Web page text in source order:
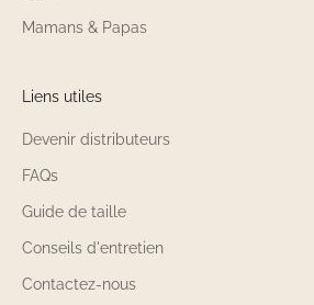
Mamans & Papas
Liens utiles
Devenir distributeurs
FAQs
Guide de taille
Conseils d'entretien
Contactez-nous